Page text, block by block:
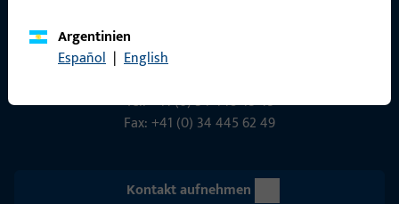
Argentinien
Español | Englishinfo@g-u.ch
Tel: +41 (0) 34 448 45 45
Fax: +41 (0) 34 445 62 49
Kontakt aufnehmen